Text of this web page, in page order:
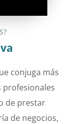
conjuga más
profesionales
de prestar
de negocios,